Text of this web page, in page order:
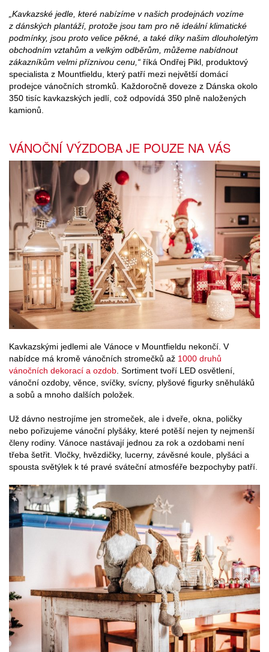
„Kavkazské jedle, které nabízíme v našich prodejnách vozíme
z dánských plantáží, protože jsou tam pro ně ideální klimatické
podmínky, jsou proto velice pěkné, a také díky našim dlouholetým
obchodním vztahům a velkým odběrům, můžeme nabídnout
zákazníkům velmi příznivou cenu,“ říká Ondřej Pikl, produktový
specialista z Mountfieldu, který patří mezi největší domácí
prodejce vánočních stromků. Každoročně doveze z Dánska okolo
350 tisíc kavkazských jedlí, což odpovídá 350 plně naložených
kamionů.
VÁNOČNÍ VÝZDOBA JE POUZE NA VÁS
Kavkazskými jedlemi ale Vánoce v Mountfieldu nekončí. V
nabídce má kromě vánočních stromečků až 1000 druhů
vánočních dekorací a ozdob. Sortiment tvoří LED osvětlení,
vánoční ozdoby, věnce, svíčky, svícny, plyšové figurky sněhuláků
a sobů a mnoho dalších položek.
Už dávno nestrojíme jen stromeček, ale i dveře, okna, poličky
nebo pořizujeme vánoční plyšáky, které potěší nejen ty nejmenší
členy rodiny. Vánoce nastávají jednou za rok a ozdobami není
třeba šetřit. Vločky, hvězdičky, lucerny, závěsné koule, plyšáci a
spousta světýlek k té pravé sváteční atmosféře bezpochyby patří.